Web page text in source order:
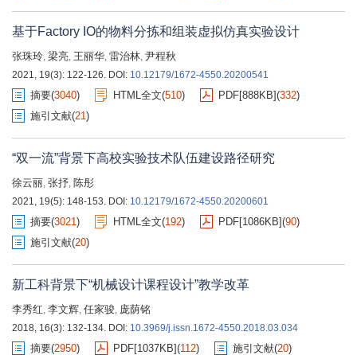
基于Factory IO的物料分拣和组装虚拟仿真实验设计
张珠玲, 梁亮, 王丽华, 雷治林, 尹程秋
2021, 19(3): 122-126. DOI: 10.12179/1672-4550.20200541
摘要(3040) HTML全文(510) PDF[888KB](332)
施引文献(21)
“双一流”背景下高校实验技术队伍建设路径研究
徐云丽, 张抒, 陈彤
2021, 19(5): 148-153. DOI: 10.12179/1672-4550.20200601
摘要(3021) HTML全文(192) PDF[1086KB](90)
施引文献(20)
新工科背景下“机械设计课程设计”教学改革
李秀红, 李文辉, 任家骏, 庞荫铭
2018, 16(3): 132-134. DOI: 10.3969/j.issn.1672-4550.2018.03.034
摘要(2950) PDF[1037KB](112) 施引文献(20)